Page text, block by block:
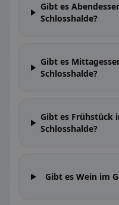
Gibt es
Schlosshalde?
Gibt es
Schlosshalde?
Gibt es Frühstück
Schlosshalde?
Gibt es Wein im